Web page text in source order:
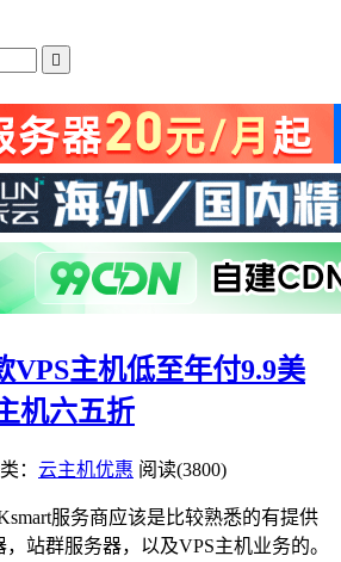

VPS主机低至年付9.9美
机六五折
： 云主机优惠 阅读(3800)
服务商应该是比较熟悉的有提供
站群服务器，以及VPS主机业务的。